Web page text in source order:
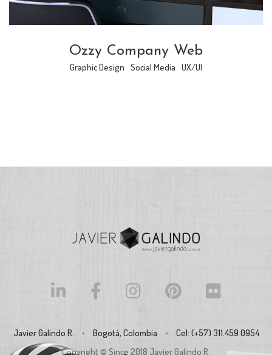
Ozzy Company Web
Graphic Design Social Media UX/UI
Javier Galindo R. • Bogotá, Colombia •
Cel: (+57) 311.459 0954
Copyright © Since 2018 Javier Galindo R.